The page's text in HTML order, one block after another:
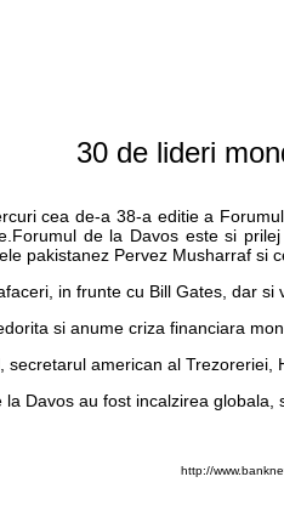
30 de lideri
cea de-a 38-a editie a
de la Davos este si
pakistanez Pervez Musharraf si
in frunte cu Bill Gates, dar si
si anume criza financiara
american al
Davos au fost incalzirea
http://